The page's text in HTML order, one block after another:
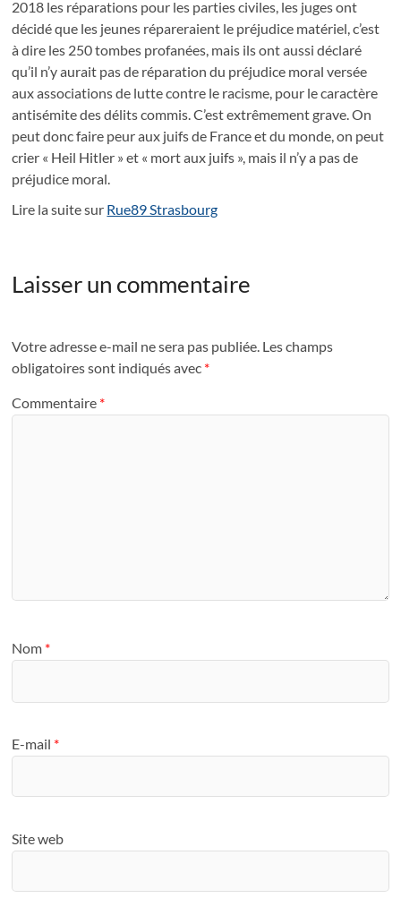
2018 les réparations pour les parties civiles, les juges ont
décidé que les jeunes répareraient le préjudice matériel, c’est
à dire les 250 tombes profanées, mais ils ont aussi déclaré
qu’il n’y aurait pas de réparation du préjudice moral versée
aux associations de lutte contre le racisme, pour le caractère
antisémite des délits commis. C’est extrêmement grave. On
peut donc faire peur aux juifs de France et du monde, on peut
crier « Heil Hitler » et « mort aux juifs », mais il n’y a pas de
préjudice moral.
Lire la suite sur Rue89 Strasbourg
Laisser un commentaire
Votre adresse e-mail ne sera pas publiée. Les champs
obligatoires sont indiqués avec *
Commentaire *
Nom *
E-mail *
Site web